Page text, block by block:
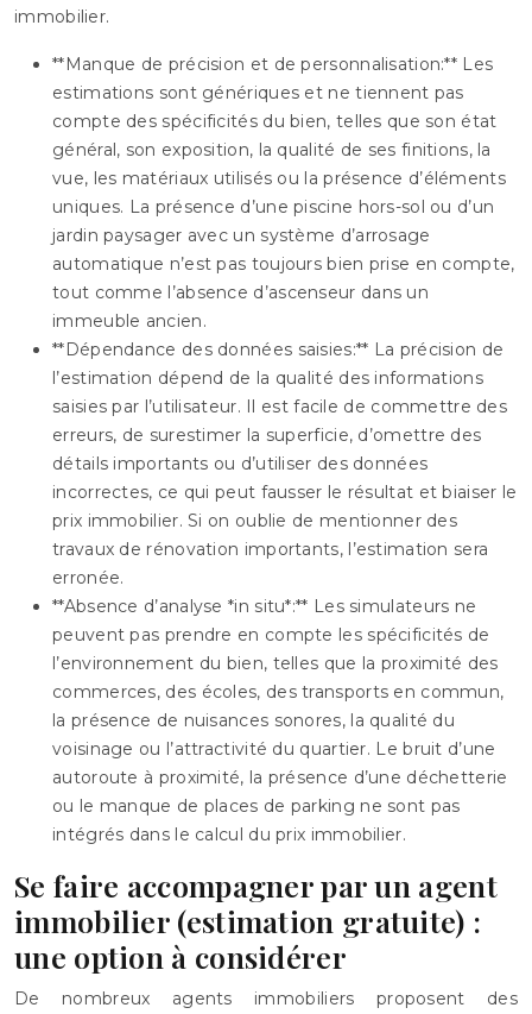
immobilier.
**Manque de précision et de personnalisation:** Les
estimations sont génériques et ne tiennent pas
compte des spécificités du bien, telles que son état
général, son exposition, la qualité de ses finitions, la
vue, les matériaux utilisés ou la présence d’éléments
uniques. La présence d’une piscine hors-sol ou d’un
jardin paysager avec un système d’arrosage
automatique n’est pas toujours bien prise en compte,
tout comme l’absence d’ascenseur dans un
immeuble ancien.
**Dépendance des données saisies:** La précision de
l’estimation dépend de la qualité des informations
saisies par l’utilisateur. Il est facile de commettre des
erreurs, de surestimer la superficie, d’omettre des
détails importants ou d’utiliser des données
incorrectes, ce qui peut fausser le résultat et biaiser le
prix immobilier. Si on oublie de mentionner des
travaux de rénovation importants, l’estimation sera
erronée.
**Absence d’analyse *in situ*:** Les simulateurs ne
peuvent pas prendre en compte les spécificités de
l’environnement du bien, telles que la proximité des
commerces, des écoles, des transports en commun,
la présence de nuisances sonores, la qualité du
voisinage ou l’attractivité du quartier. Le bruit d’une
autoroute à proximité, la présence d’une déchetterie
ou le manque de places de parking ne sont pas
intégrés dans le calcul du prix immobilier.
Se faire accompagner par un agent
immobilier (estimation gratuite) :
une option à considérer
De nombreux agents immobiliers proposent des